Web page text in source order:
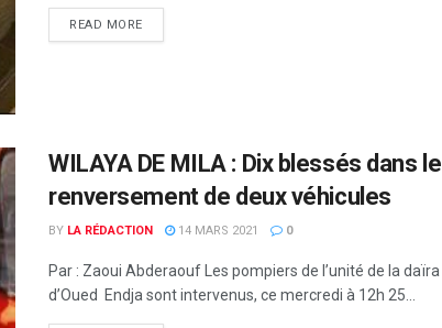
READ MORE
WILAYA DE MILA : Dix blessés dans le
renversement de deux véhicules
BY LA RÉDACTION 14 MARS 2021 0
Par : Zaoui Abderaouf Les pompiers de l’unité de la daïra
d’Oued Endja sont intervenus, ce mercredi à 12h 25...